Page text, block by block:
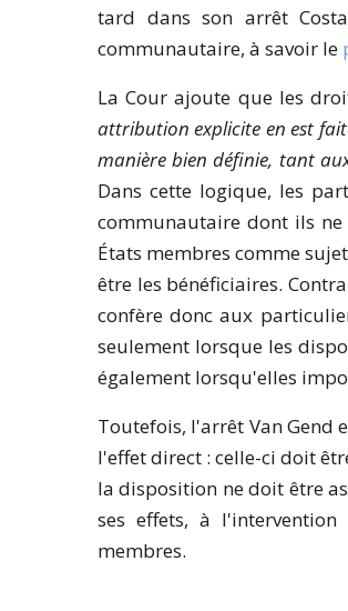
tard dans son arrêt
communautaire, à savoir le
La Cour ajoute que les
attribution explicite en est
manière bien définie, tant
Dans cette logique, les
communautaire dont ils
États membres comme
être les bénéficiaires.
confère donc aux
seulement lorsque les
également lorsqu'elles
Toutefois, l'arrêt Van Gend
l'effet direct : celle-ci doit
la disposition ne doit être
ses effets, à
membres.